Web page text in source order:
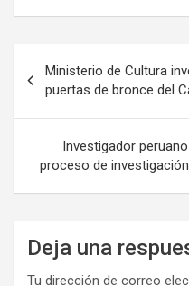
de
entradas
Ministerio de Cultura
puertas de bronce del
Investigador
proceso de
Deja una
Tu dirección de correo